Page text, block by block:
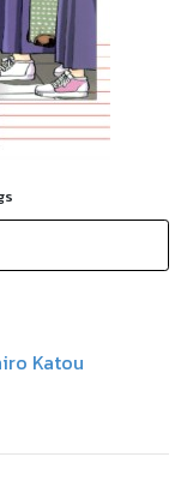
Katou